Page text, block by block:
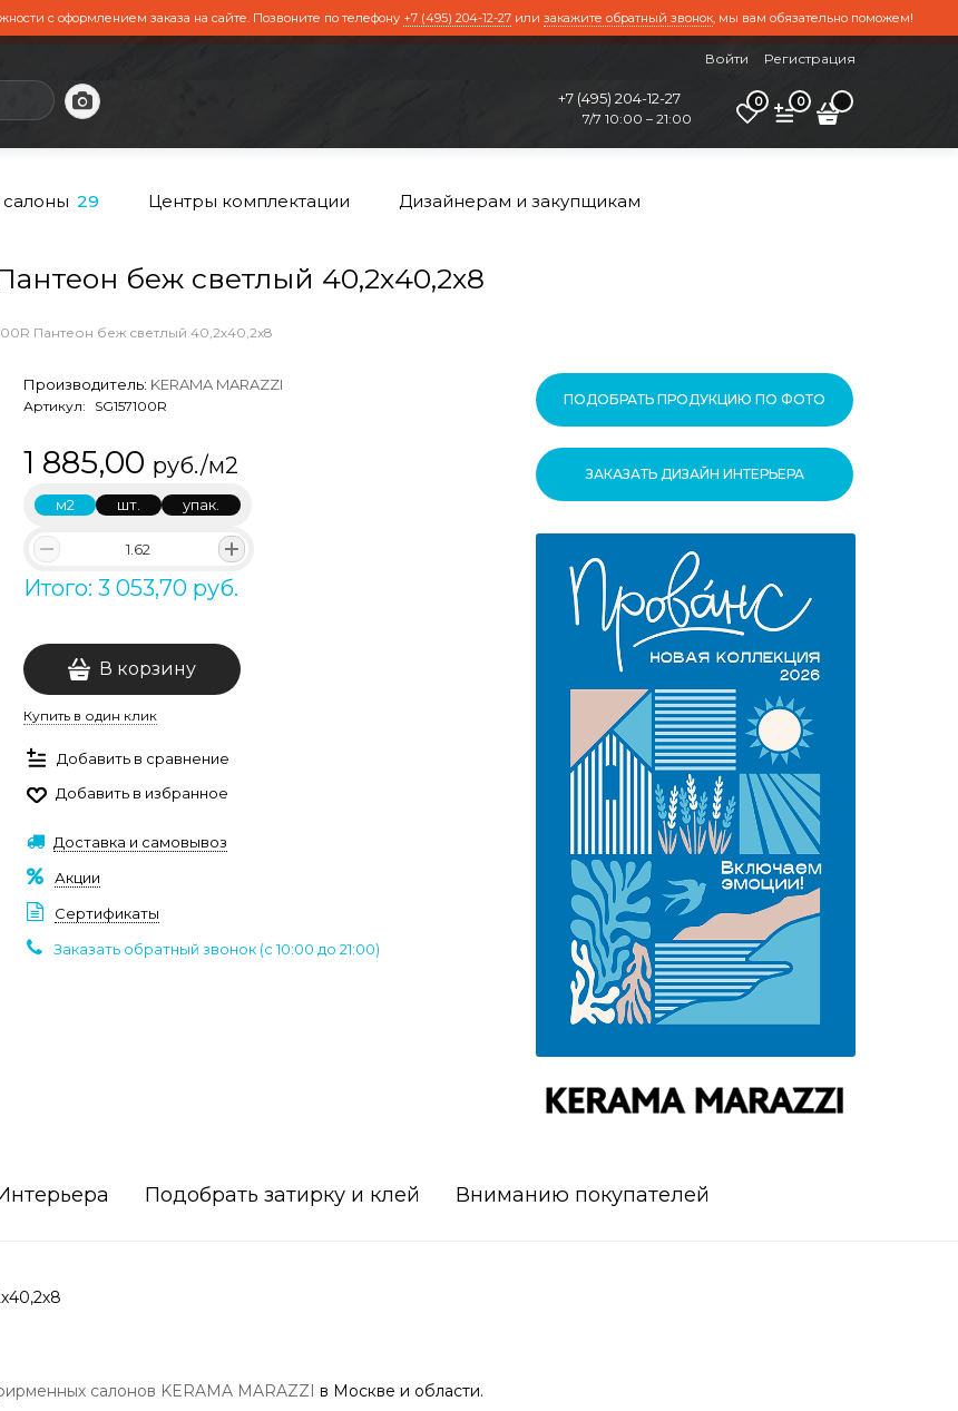
с оформлением заказа на сайте. Позвоните по телефону +7 (495) 204-12-27 или закажите обратный звонок, мы вам обязательно поможем!
Войти Регистрация
+7 (495) 204-12-27
7/7 10:00 – 21:00
0 0
29 Центры комплектации Дизайнерам и закупщикам
беж светлый 40,2х40,2х8
Пантеон беж светлый 40,2х40,2х8
Производитель: KERAMA MARAZZI
Артикул: SG157100R
1 885,00 руб./м2
м2 шт. упак.
Итого: 3 053,70 руб.
В корзину
Купить в один клик
Добавить в сравнение
Добавить в избранное
Доставка и самовывоз
Акции
Сертификаты
Заказать обратный звонок (c 10:00 до 21:00)
ПОДОБРАТЬ ПРОДУКЦИЮ ПО ФОТО
ЗАКАЗАТЬ ДИЗАЙН ИНТЕРЬЕРА
Подобрать затирку и клей Вниманию покупателей
салонов KERAMA MARAZZI в Москве и области.